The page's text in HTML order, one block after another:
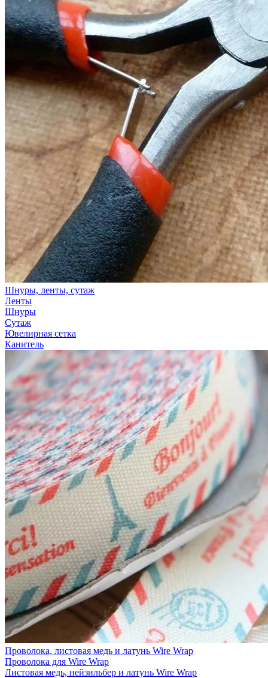
Шнуры, ленты, сутаж
Ленты
Шнуры
Сутаж
Ювелирная сетка
Канитель
Проволока, листовая медь и латунь Wire Wrap
Проволока для Wire Wrap
Листовая медь, нейзильбер и латунь Wire Wrap